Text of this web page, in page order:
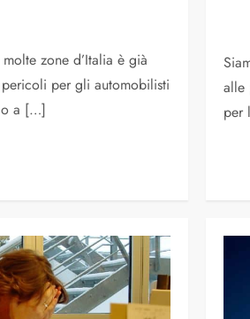
zone d’Italia è già
per gli automobilisti
a […]
alle
per